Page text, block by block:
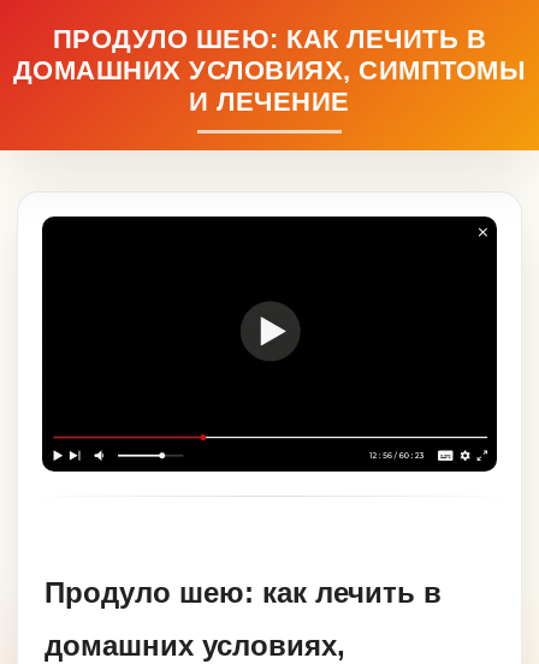
ПРОДУЛО ШЕЮ: КАК ЛЕЧИТЬ В
ДОМАШНИХ УСЛОВИЯХ, СИМПТОМЫ
И ЛЕЧЕНИЕ
Продуло шею: как лечить в
домашних условиях,